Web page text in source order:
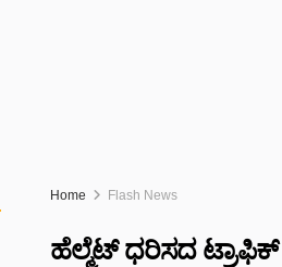
Home Flash News
ಹೆಲ್ಮೆಟ್ ಧರಿಸದ ಟ್ರಾಫಿಕ್